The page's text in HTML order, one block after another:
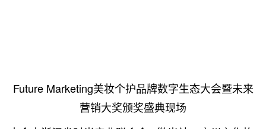
Future Marketing美妆个护品牌数字生态大会暨未来
营销大奖颁奖盛典现场